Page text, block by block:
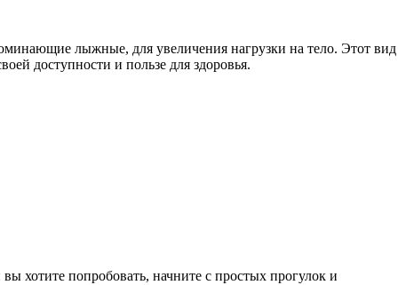
лыжные, для увеличения нагрузки на тело. Этот вид
доступности и пользе для здоровья.
хотите попробовать, начните с простых прогулок и